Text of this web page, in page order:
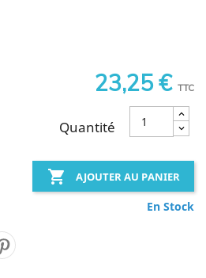
23,25 € TTC
Quantité
 AJOUTER AU PANIER
En Stock